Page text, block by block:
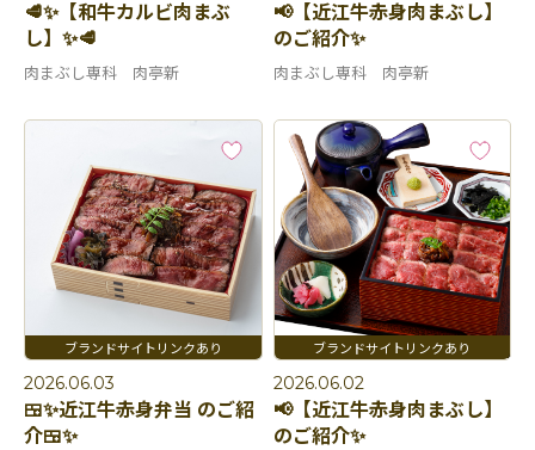
🥩✨【和牛カルビ肉まぶ
し】✨🥩
肉まぶし専科 肉亭新
📢【近江牛赤身肉まぶし】
のご紹介✨
肉まぶし専科 肉亭新
2026.06.03
🍱✨近江牛赤身弁当 のご紹
介🍱✨
2026.06.02
📢【近江牛赤身肉まぶし】
のご紹介✨